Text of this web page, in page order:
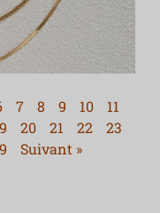
7 8 9 10
11
20 21 22
23
Suivant »